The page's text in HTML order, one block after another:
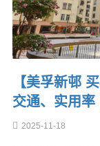
【美孚新邨
交通、实用
2025-11-18